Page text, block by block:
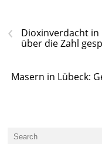
‹
Dioxinverdacht
über die Zahl
Masern in Lübeck: